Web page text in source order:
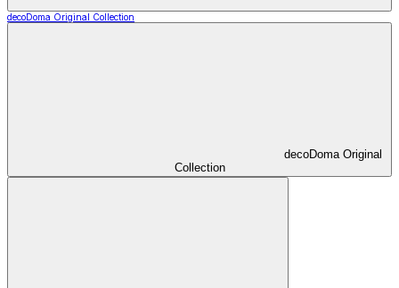
decoDoma Original Collection
decoDoma Original
Collection